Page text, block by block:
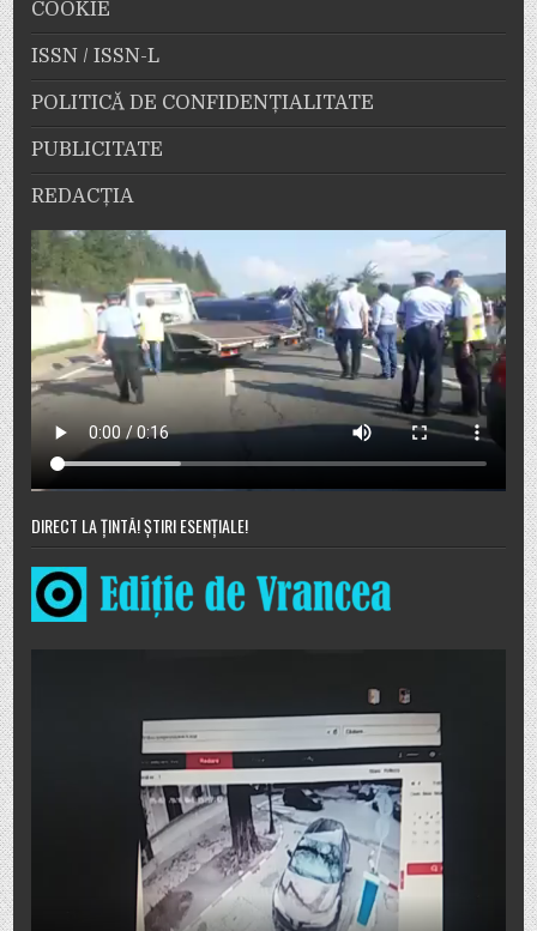
COOKIE
ISSN / ISSN-L
POLITICĂ DE CONFIDENȚIALITATE
PUBLICITATE
REDACȚIA
DIRECT LA ȚINTĂ! ȘTIRI ESENȚIALE!